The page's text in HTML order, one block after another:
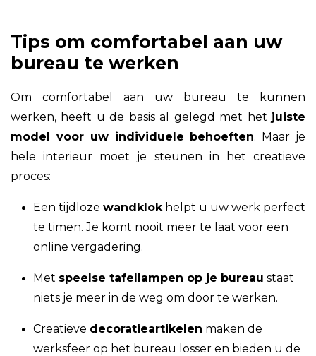
Tips om comfortabel aan uw
bureau te werken
Om comfortabel aan uw bureau te kunnen
werken, heeft u de basis al gelegd met het juiste
model voor uw individuele behoeften. Maar je
hele interieur moet je steunen in het creatieve
proces:
Een tijdloze wandklok helpt u uw werk perfect
te timen. Je komt nooit meer te laat voor een
online vergadering.
Met speelse tafellampen op je bureau staat
niets je meer in de weg om door te werken.
Creatieve decoratieartikelen maken de
werksfeer op het bureau losser en bieden u de